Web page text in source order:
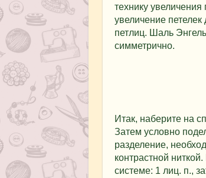
технику
увеличение
петлиц. Шаль
симметрично.
Итак, наберите на
Затем условно
разделение,
контрастной
системе: 1 лиц. п.,